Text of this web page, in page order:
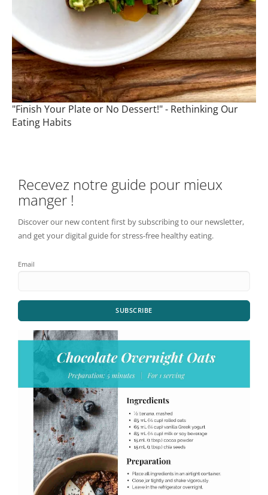
"Finish Your Plate or No Dessert!" - Rethinking Our
Eating Habits
Recevez notre guide pour mieux
manger !
Discover our new content first by subscribing to our newsletter,
and get your digital guide for stress-free healthy eating.
Email
SUBSCRIBE